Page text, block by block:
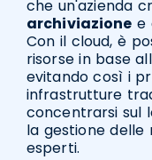
che un'azienda
archiviazione e
Con il cloud, è
risorse in base
evitando così i
infrastrutture
concentrarsi sul
la gestione delle
esperti.